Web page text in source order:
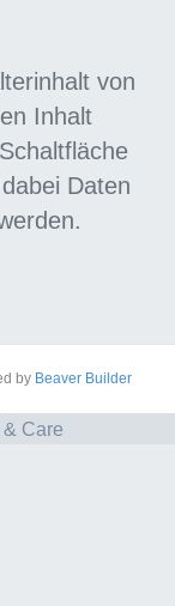
von
Inhalt
Daten
by Beaver Builder
Care